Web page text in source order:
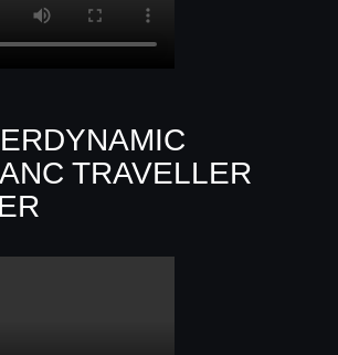
TRAVELLER